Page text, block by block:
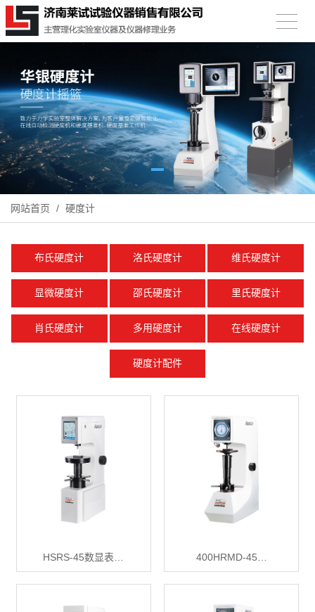
网站首页 / 硬度计
布氏硬度计 洛氏硬度计 维氏硬度计
显微硬度计 邵氏硬度计 里氏硬度计
肖氏硬度计 多用硬度计 在线硬度计
硬度计配件
HSRS-45数显表… 400HRMD-45…